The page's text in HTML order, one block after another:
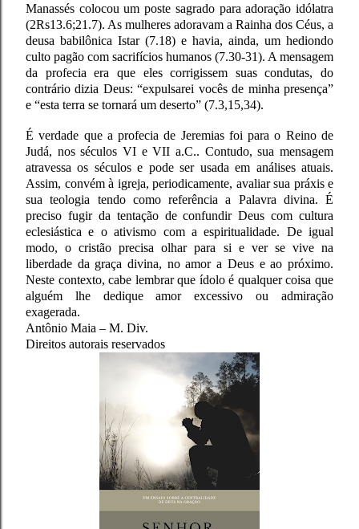
Manassés colocou um poste sagrado para adoração idólatra
(2Rs13.6;21.7). As mulheres adoravam a Rainha dos Céus, a
deusa babilônica Istar (7.18) e havia, ainda, um hediondo
culto pagão com sacrifícios humanos (7.30-31). A mensagem
da profecia era que eles corrigissem suas condutas, do
contrário dizia Deus: “expulsarei vocês de minha presença”
e “esta terra se tornará um deserto” (7.3,15,34).
É verdade que a profecia de Jeremias foi para o Reino de
Judá, nos séculos VI e VII a.C.. Contudo, sua mensagem
atravessa os séculos e pode ser usada em análises atuais.
Assim, convém à igreja, periodicamente, avaliar sua práxis e
sua teologia tendo como referência a Palavra divina. É
preciso fugir da tentação de confundir Deus com cultura
eclesiástica e o ativismo com a espiritualidade. De igual
modo, o cristão precisa olhar para si e ver se vive na
liberdade da graça divina, no amor a Deus e ao próximo.
Neste contexto, cabe lembrar que ídolo é qualquer coisa que
alguém lhe dedique amor excessivo ou admiração
exagerada.
Antônio Maia – M. Div.
Direitos autorais reservados